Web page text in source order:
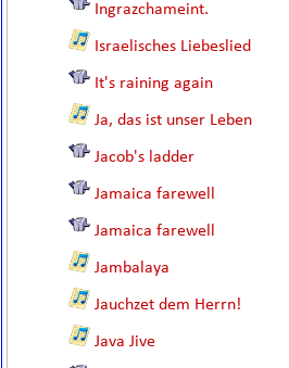
Ingrazchameint.
Israelisches Liebeslied
It's raining again
Ja, das ist unser Leben
Jacob's ladder
Jamaica farewell
Jamaica farewell
Jambalaya
Jauchzet dem Herrn!
Java Jive